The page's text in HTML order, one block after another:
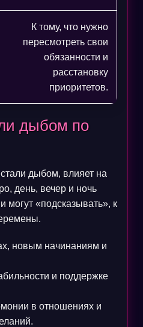
К тому, что нужно
пересмотреть свои
обязанности и
расстановку
приоритетов.
дыбом по
дыбом, влияет на
день, вечер и ночь
могут «подсказывать», к
новым начинаниям и
и поддержке
в отношениях и